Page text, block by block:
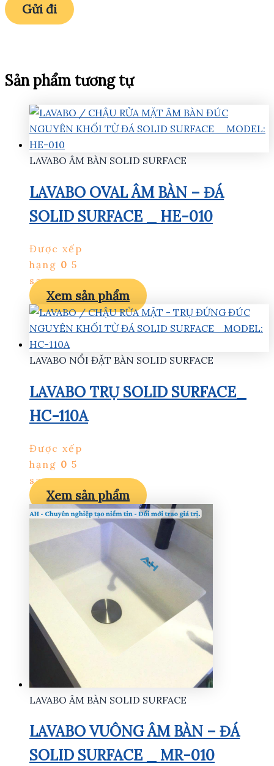
Sản phẩm tương tự
LAVABO ÂM BÀN SOLID SURFACE
LAVABO OVAL ÂM BÀN – ĐÁ
SOLID SURFACE _ HE-010
Được xếp
hạng 0 5
sao
Xem sản phẩm
LAVABO NỔI ĐẶT BÀN SOLID SURFACE
LAVABO TRỤ SOLID SURFACE_
HC-110A
Được xếp
hạng 0 5
sao
Xem sản phẩm
LAVABO ÂM BÀN SOLID SURFACE
LAVABO VUÔNG ÂM BÀN – ĐÁ
SOLID SURFACE _ MR-010